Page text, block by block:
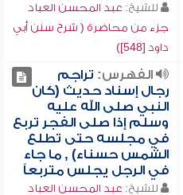
للشيخ: عبد المحسن العباد
جزء من محاضرة ( شرح سنن أبي
داود [548])
الفهرس: تراجم
رجال إسناد حديث (كان
النبي صلى الله عليه
وسلم إذا صلى الفجر تربع
في مجلسه حتى تطلع
الشمس حسناء) , ما جاء
في الرجل يجلس متربعاً
للشيخ: عبد المحسن العباد